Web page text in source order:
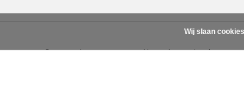
© Copyright 2026 - Powered byLightspeed- Theme By
Wij slaan